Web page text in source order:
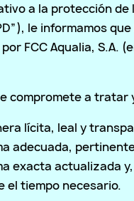
a la protección
le informamos
FCC Aqualia, S.A.
compromete a
lícita, leal y
adecuada,
exacta actualizada y,
el tiempo necesario.